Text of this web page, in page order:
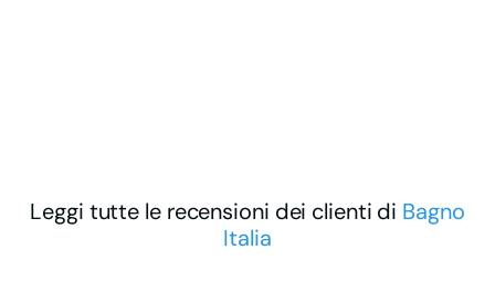
Leggi tutte le recensioni dei clienti di Bagno
Italia